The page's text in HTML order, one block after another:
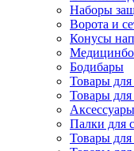
Наборы
Ворота и
Конусы
Бодибары
Товары для
Товары для
Палки для
Товары